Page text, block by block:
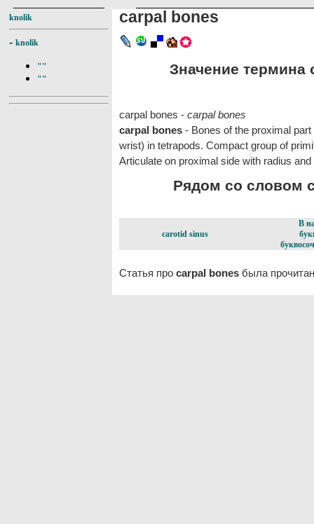
knolik
- knolik
""
""
carpal bones
Значение термина
carpal bones - carpal bones
carpal bones - Bones of the proximal
wrist) in tetrapods. Compact group of
Articulate on proximal side with radius
Рядом со словом
carotid sinus
В
Статья про carpal bones была